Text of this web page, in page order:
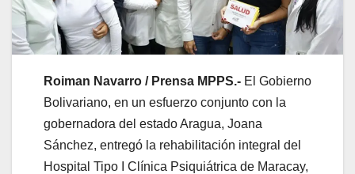
Roiman Navarro / Prensa MPPS.- El Gobierno
Bolivariano, en un esfuerzo conjunto con la
gobernadora del estado Aragua, Joana
Sánchez, entregó la rehabilitación integral del
Hospital Tipo I Clínica Psiquiátrica de Maracay,